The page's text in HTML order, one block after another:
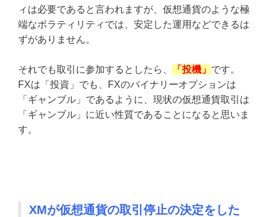
ィは必要であると言われますが、仮想通貨のような極
端なボラティリティでは、安定した運用などできるは
ずがありません。
それでも取引に参加するとしたら、 「投機」 です。
FXは「投資」でも、FXのバイナリーオプションは
「ギャンブル」であるように、現状の仮想通貨取引は
「ギャンブル」に近い性質であることになると思いま
す。
XMが仮想通貨の取引停止の決定をした